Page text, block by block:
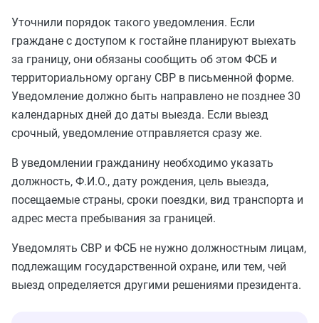
Уточнили порядок такого уведомления. Если
граждане с доступом к гостайне планируют выехать
за границу, они обязаны сообщить об этом ФСБ и
территориальному органу СВР в письменной форме.
Уведомление должно быть направлено не позднее 30
календарных дней до даты выезда. Если выезд
срочный, уведомление отправляется сразу же.
В уведомлении гражданину необходимо указать
должность, Ф.И.О., дату рождения, цель выезда,
посещаемые страны, сроки поездки, вид транспорта и
адрес места пребывания за границей.
Уведомлять СВР и ФСБ не нужно должностным лицам,
подлежащим государственной охране, или тем, чей
выезд определяется другими решениями президента.